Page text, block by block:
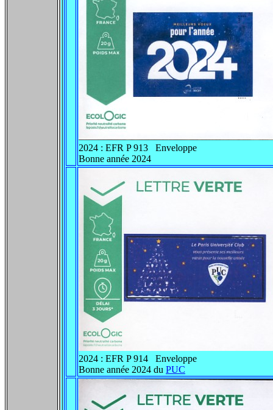
2024 : EFR P 913 Enveloppe
Bonne année 2024
2024 : EFR P 914 Enveloppe
Bonne année 2024 du PUC